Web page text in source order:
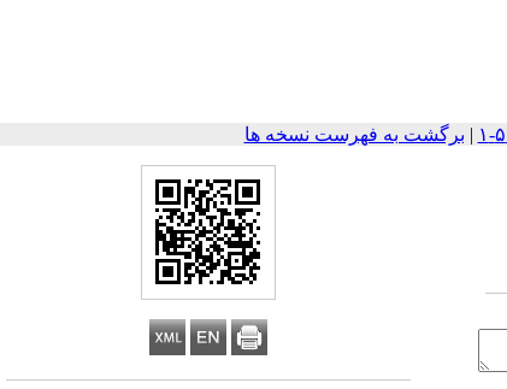
| برگشت به فهرست نسخه ها